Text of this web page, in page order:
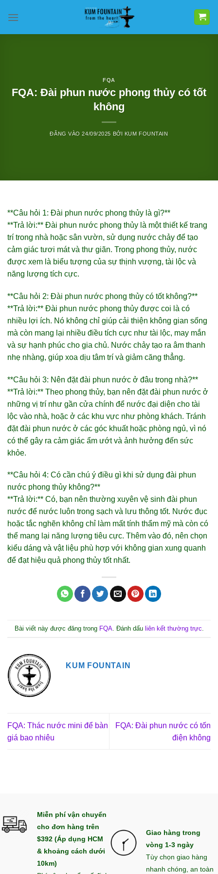
qua
FQA
FQA: Đài phun nước phong thủy có tốt
không
ĐĂNG VÀO24/09/2025 BỞI KUM FOUNTAIN
**Câu hỏi 1: Đài phun nước phong thủy là gì?**
**Trả lời:** Đài phun nước phong thủy là một thiết kế trang
trí trong nhà hoặc sân vườn, sử dụng nước chảy để tạo
cảm giác tươi mát và thư giãn. Trong phong thủy, nước
được xem là biểu tượng của sự thịnh vượng, tài lộc và
năng lượng tích cực.
**Câu hỏi 2: Đài phun nước phong thủy có tốt không?**
**Trả lời:** Đài phun nước phong thủy được coi là có
nhiều lợi ích. Nó không chỉ giúp cải thiện không gian sống
mà còn mang lại nhiều điều tích cực như tài lộc, may mắn
và sự hạnh phúc cho gia chủ. Nước chảy tạo ra âm thanh
nhẹ nhàng, giúp xoa dịu tâm trí và giảm căng thẳng.
**Câu hỏi 3: Nên đặt đài phun nước ở đâu trong nhà?**
**Trả lời:** Theo phong thủy, bạn nên đặt đài phun nước ở
những vị trí như gần cửa chính để nước đại diện cho tài
lộc vào nhà, hoặc ở các khu vực như phòng khách. Tránh
đặt đài phun nước ở các góc khuất hoặc phòng ngủ, vì nó
có thể gây ra cảm giác ẩm ướt và ảnh hưởng đến sức
khỏe.
**Câu hỏi 4: Có cần chú ý điều gì khi sử dụng đài phun
nước phong thủy không?**
**Trả lời:** Có, bạn nên thường xuyên vệ sinh đài phun
nước để nước luôn trong sạch và lưu thông tốt. Nước đục
hoặc tắc nghẽn không chỉ làm mất tính thẩm mỹ mà còn có
thể mang lại năng lượng tiêu cực. Thêm vào đó, nên chọn
kiểu dáng và vật liệu phù hợp với không gian xung quanh
để đạt hiệu quả phong thủy tốt nhất.
Bài viết này được đăng trong FQA. Đánh dấu liên kết thường trực
KUM FOUNTAIN
FQA: Thác nước mini để bàn
giá bao nhiêu
FQA: Đài phun nước có tốn
điện không
Miễn phí vận chuyển
cho đơn hàng trên
$392 (Áp dụng HCM
& khoảng cách dưới
10km)
Giao hàng trong
vòng 1-3 ngày
Tùy chọn giao hàng
nhanh chóng, an toàn